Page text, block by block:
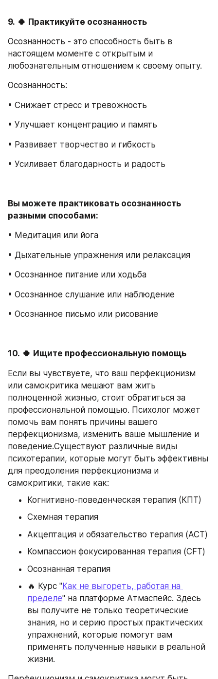
9. 🍀 Практикуйте осознанность
Осознанность - это способность быть в
настоящем моменте с открытым и
любознательным отношением к своему опыту.
Осознанность:
• Снижает стресс и тревожность
• Улучшает концентрацию и память
• Развивает творчество и гибкость
• Усиливает благодарность и радость
Вы можете практиковать осознанность
разными способами:
• Медитация или йога
• Дыхательные упражнения или релаксация
• Осознанное питание или ходьба
• Осознанное слушание или наблюдение
• Осознанное письмо или рисование
10. 🍀 Ищите профессиональную помощь
Если вы чувствуете, что ваш перфекционизм
или самокритика мешают вам жить
полноценной жизнью, стоит обратиться за
профессиональной помощью. Психолог может
помочь вам понять причины вашего
перфекционизма, изменить ваше мышление и
поведение.Существуют различные виды
психотерапии, которые могут быть эффективны
для преодоления перфекционизма и
самокритики, такие как:
Когнитивно-поведенческая терапия (КПТ)
Схемная терапия
Акцептация и обязательство терапия (ACT)
Компассион фокусированная терапия (CFT)
Осознанная терапия
🔥 Курс "Как не выгореть, работая на
пределе" на платформе Атмаспейс. Здесь
вы получите не только теоретические
знания, но и серию простых практических
упражнений, которые помогут вам
применять полученные навыки в реальной
жизни.